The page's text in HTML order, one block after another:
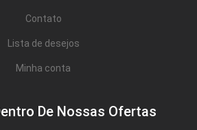
Contato
Lista de desejos
Minha conta
De Nossas Ofertas